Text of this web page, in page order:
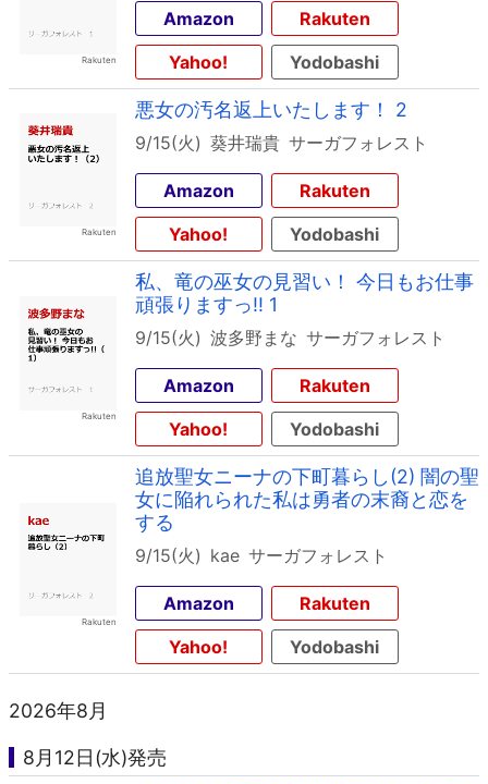
Amazon
Rakuten
Yahoo!
Yodobashi
悪女の汚名返上いたします！ 2
9/15(火) 葵井瑞貴 サーガフォレスト
Amazon
Rakuten
Yahoo!
Yodobashi
私、竜の巫女の見習い！ 今日もお仕事
頑張りますっ!! 1
9/15(火) 波多野まな サーガフォレスト
Amazon
Rakuten
Yahoo!
Yodobashi
追放聖女ニーナの下町暮らし(2) 闇の聖
女に陥れられた私は勇者の末裔と恋を
する
9/15(火) kae サーガフォレスト
Amazon
Rakuten
Yahoo!
Yodobashi
2026年8月
8月12日(水)発売